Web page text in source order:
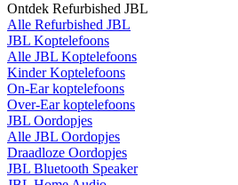
Ontdek Refurbished JBL
Alle Refurbished JBL
JBL Koptelefoons
Alle JBL Koptelefoons
Kinder Koptelefoons
On-Ear koptelefoons
Over-Ear koptelefoons
JBL Oordopjes
Alle JBL Oordopjes
Draadloze Oordopjes
JBL Bluetooth Speaker